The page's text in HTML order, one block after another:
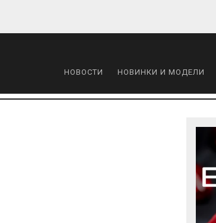
НОВОСТИ НОВИНКИ И МОДЕЛИ